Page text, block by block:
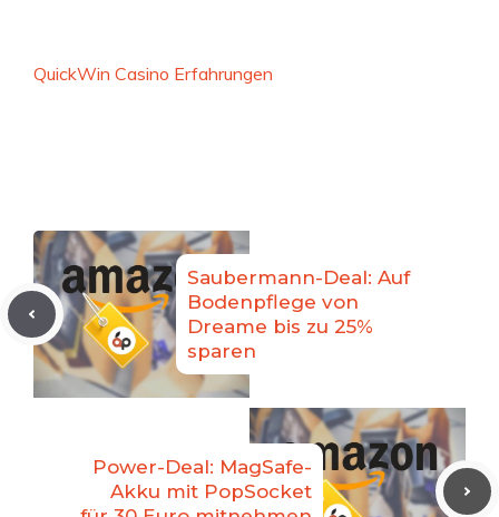
QuickWin Casino Erfahrungen
Saubermann-Deal: Auf
Bodenpflege von
Dreame bis zu 25%
sparen
Power-Deal: MagSafe-
Akku mit PopSocket